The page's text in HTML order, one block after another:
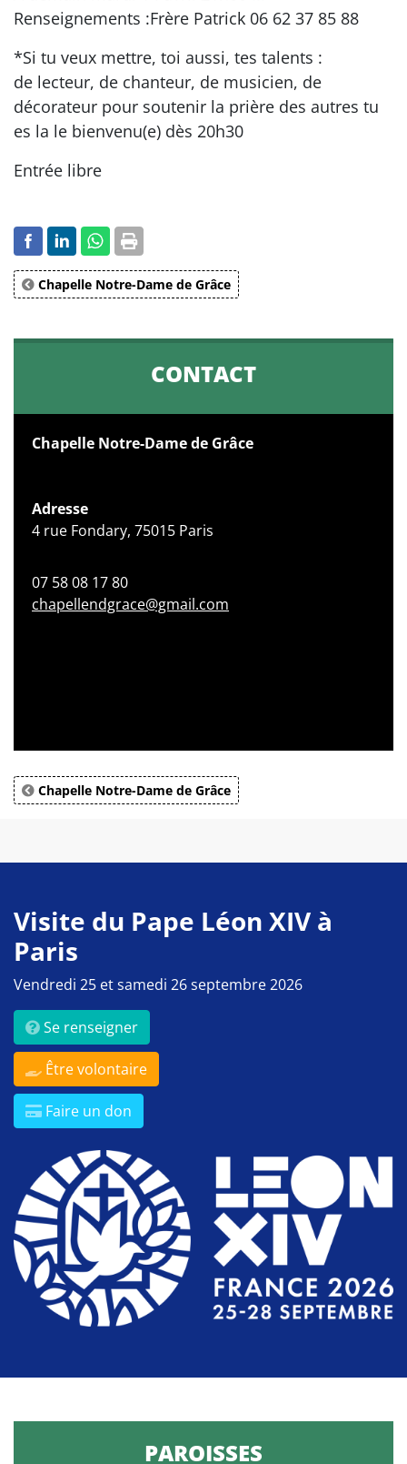
Renseignements :Frère Patrick 06 62 37 85 88
*Si tu veux mettre, toi aussi, tes talents :
de lecteur, de chanteur, de musicien, de
décorateur pour soutenir la prière des autres tu
es la le bienvenu(e) dès 20h30
Entrée libre
Chapelle Notre-Dame de Grâce
CONTACT
Chapelle Notre-Dame de Grâce
Adresse
4 rue Fondary, 75015 Paris
07 58 08 17 80
chapellendgrace@gmail.com
Chapelle Notre-Dame de Grâce
Visite du Pape Léon XIV à
Paris
Vendredi 25 et samedi 26 septembre 2026
Se renseigner
Être volontaire
Faire un don
PAROISSES